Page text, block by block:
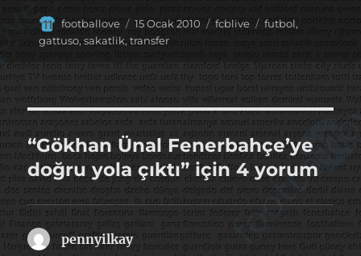
Yazar
footballove
Yayın
tarihi
15 Ocak 2010 Kategoriler
fcblive Etiketler
futbol,
gattuso, sakatlik, transfer
“Gökhan Ünal Fenerbahçe’ye
doğru yola çıktı” için 4 yorum
pennyilkaydedi